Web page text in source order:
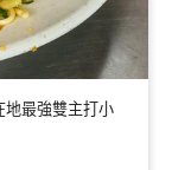
地最強雙主打小